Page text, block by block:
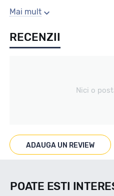
Sezon
Vara
Marcaje
Mai mult
RECENZII
Nici o
ADAUGA UN REVIEW
POATE ESTI